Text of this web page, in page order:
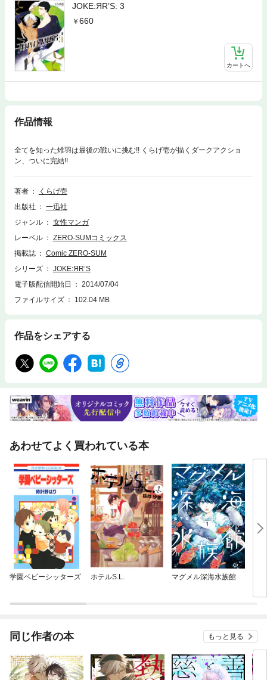
JOKE:ЯR’S: 3
660
カートへ
作品情報
全てを知った雉羽は最後の戦いに挑む!! くらげ壱が描くダークアクショ
ン、ついに完結!!
著者
くらげ壱
出版社
一迅社
ジャンル
女性マンガ
レーベル
ZERO-SUMコミックス
掲載誌
Comic ZERO-SUM
シリーズ
JOKE:ЯR’S
電子版配信開始日
2014/07/04
ファイルサイズ
102.04 MB
作品をシェアする
あわせてよく買われている本
学園ベビーシッターズ ホテルS.L. マグメル深海水族館
同じ作者の本 もっと見る